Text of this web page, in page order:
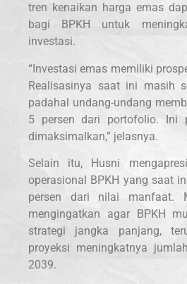
tren kenaikan harga emas
bagi BPKH untuk
investasi.
“Investasi emas memiliki
Realisasinya saat ini masih
padahal undang-undang
5 persen dari portofolio. Ini
dimaksimalkan,” jelasnya.
Selain itu, Husni
operasional BPKH yang saat
persen dari nilai manfaat.
mengingatkan agar BPKH
strategi jangka panjang,
proyeksi meningkatnya
2039.